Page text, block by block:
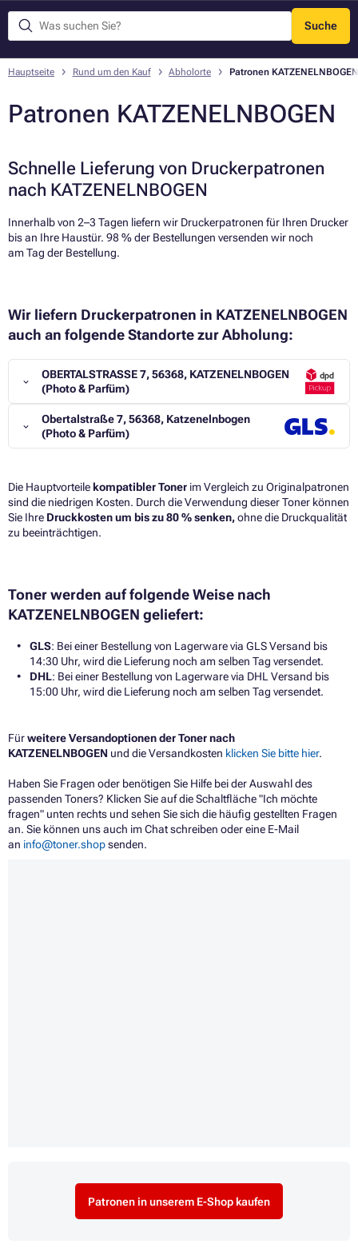
Suche
Menü
Hauptseite Rund um den Kauf Abholorte Patronen KATZENELNBOGEN
Patronen KATZENELNBOGEN
Schnelle Lieferung von Druckerpatronen
nach KATZENELNBOGEN
Innerhalb von 2–3 Tagen liefern wir Druckerpatronen für Ihren Drucker
bis an Ihre Haustür. 98 % der Bestellungen versenden wir noch
am Tag der Bestellung.​
Wir liefern Druckerpatronen in KATZENELNBOGEN
auch an folgende Standorte zur Abholung:
OBERTALSTRASSE 7, 56368, KATZENELNBOGEN
(Photo & Parfüm)
Obertalstraße 7, 56368, Katzenelnbogen
(Photo & Parfüm)
Die Hauptvorteile kompatibler Toner im Vergleich zu Originalpatronen
sind die niedrigen Kosten. Durch die Verwendung dieser Toner können
Sie Ihre Druckkosten um bis zu 80 % senken,ohne die Druckqualität
zu beeinträchtigen.​
Toner werden auf folgende Weise nach
KATZENELNBOGEN geliefert:
GLS: Bei einer Bestellung von Lagerware via GLS Versand bis
14:30 Uhr, wird die Lieferung noch am selben Tag versendet.
DHL: Bei einer Bestellung von Lagerware via DHL Versand bis
15:00 Uhr, wird die Lieferung noch am selben Tag versendet.
Fürweitere Versandoptionen der Toner nach
KATZENELNBOGEN und die Versandkosten klicken Sie bitte hier.
Haben Sie Fragen oder benötigen Sie Hilfe bei der Auswahl des
passenden Toners? Klicken Sie auf die Schaltfläche "Ich möchte
fragen" unten rechts und sehen Sie sich die häufig gestellten Fragen
an. Sie können uns auch im Chat schreiben oder eine E-Mail
an info@toner.shopsenden.
Patronen in unserem E-Shop kaufen